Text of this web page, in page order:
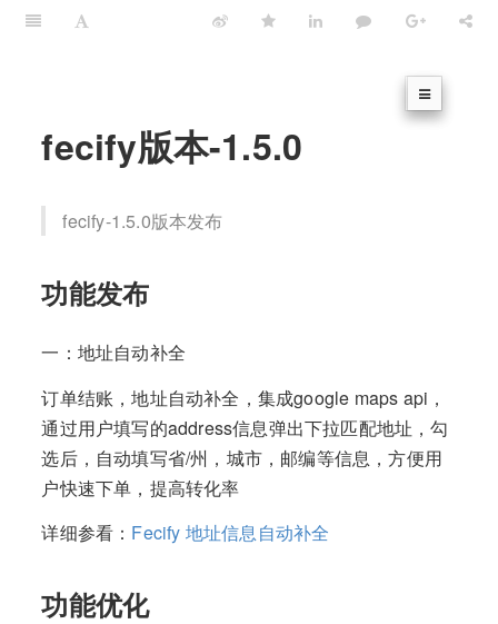
fecify版本-1.5.0
fecify-1.5.0版本发布
功能发布
一：地址自动补全
订单结账，地址自动补全，集成google maps api，
通过用户填写的address信息弹出下拉匹配地址，勾
选后，自动填写省/州，城市，邮编等信息，方便用
户快速下单，提高转化率
详细参看： Fecify 地址信息自动补全
功能优化